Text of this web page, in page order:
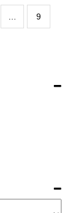
… 9